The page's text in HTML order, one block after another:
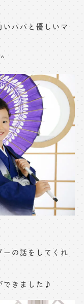
ですが
ださい
ります
る
パパと優しいマ
の話をしてくれ
できました♪